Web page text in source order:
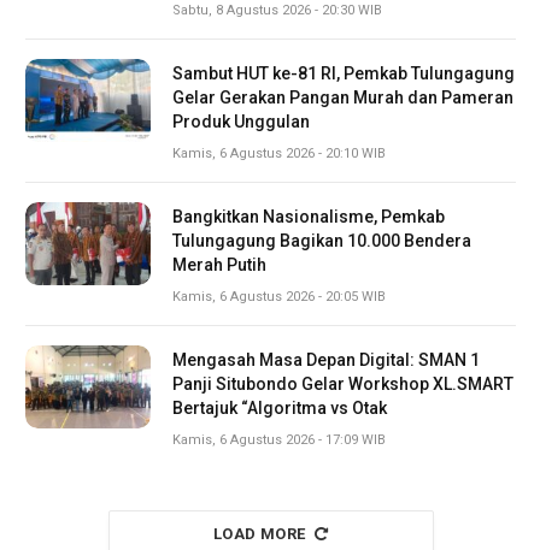
Sabtu, 8 Agustus 2026 - 20:30 WIB
Sambut HUT ke-81 RI, Pemkab Tulungagung
Gelar Gerakan Pangan Murah dan Pameran
Produk Unggulan
Kamis, 6 Agustus 2026 - 20:10 WIB
Bangkitkan Nasionalisme, Pemkab
Tulungagung Bagikan 10.000 Bendera
Merah Putih
Kamis, 6 Agustus 2026 - 20:05 WIB
Mengasah Masa Depan Digital: SMAN 1
Panji Situbondo Gelar Workshop XL.SMART
Bertajuk “Algoritma vs Otak
Kamis, 6 Agustus 2026 - 17:09 WIB
LOAD MORE